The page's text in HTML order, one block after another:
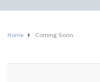
Home Coming Soon